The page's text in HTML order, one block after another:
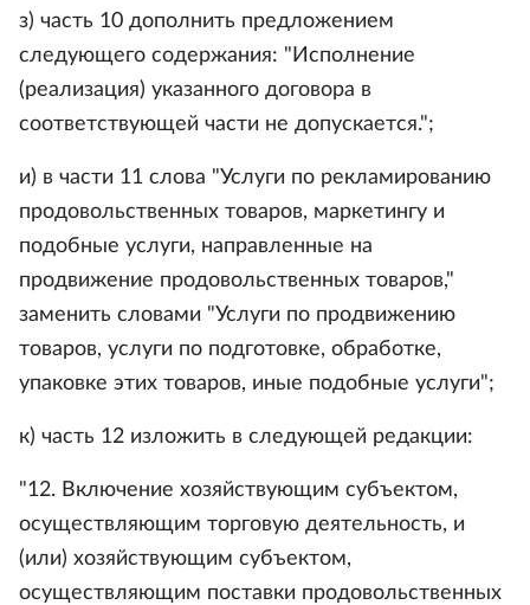
з) часть 10 дополнить предложением
следующего содержания: "Исполнение
(реализация) указанного договора в
соответствующей части не допускается.";
и) в части 11 слова "Услуги по рекламированию
продовольственных товаров, маркетингу и
подобные услуги, направленные на
продвижение продовольственных товаров,"
заменить словами "Услуги по продвижению
товаров, услуги по подготовке, обработке,
упаковке этих товаров, иные подобные услуги";
к) часть 12 изложить в следующей редакции:
"12. Включение хозяйствующим субъектом,
осуществляющим торговую деятельность, и
(или) хозяйствующим субъектом,
осуществляющим поставки продовольственных